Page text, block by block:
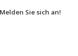
Melden Sie sich an!